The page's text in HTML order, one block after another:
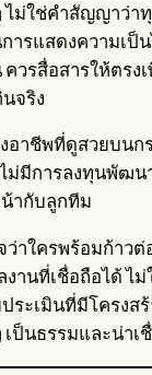
ไม่ใช่คำสัญญาว่า
ารแสดงความเป็
วรสื่อสารให้ตรง
จริง
อาชีพที่ดูสวยบนก
ม่มีการลงทุนพัฒน
น้ากับลูกทีม
ว่าใครพร้อมก้าวต่
งานที่เชื่อถือได้ ไ
ระเมินที่มีโครงส
เป็นธรรมและน่าเ